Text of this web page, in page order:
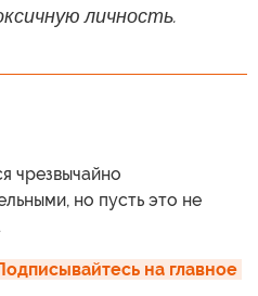
личность.
чрезвычайно
но пусть это не
на главное